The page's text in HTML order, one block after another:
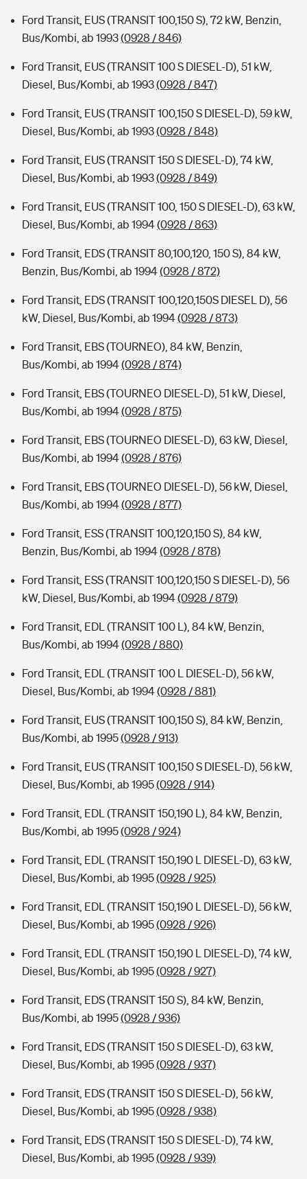
Ford Transit, EUS (TRANSIT 100,150 S), 72 kW, Benzin,
Bus/Kombi, ab 1993(0928 / 846)
Ford Transit, EUS (TRANSIT 100 S DIESEL-D), 51 kW,
Diesel, Bus/Kombi, ab 1993(0928 / 847)
Ford Transit, EUS (TRANSIT 100,150 S DIESEL-D), 59 kW,
Diesel, Bus/Kombi, ab 1993(0928 / 848)
Ford Transit, EUS (TRANSIT 150 S DIESEL-D), 74 kW,
Diesel, Bus/Kombi, ab 1993(0928 / 849)
Ford Transit, EUS (TRANSIT 100, 150 S DIESEL-D), 63 kW,
Diesel, Bus/Kombi, ab 1994(0928 / 863)
Ford Transit, EDS (TRANSIT 80,100,120, 150 S), 84 kW,
Benzin, Bus/Kombi, ab 1994(0928 / 872)
Ford Transit, EDS (TRANSIT 100,120,150S DIESEL D), 56
kW, Diesel, Bus/Kombi, ab 1994(0928 / 873)
Ford Transit, EBS (TOURNEO), 84 kW, Benzin,
Bus/Kombi, ab 1994(0928 / 874)
Ford Transit, EBS (TOURNEO DIESEL-D), 51 kW, Diesel,
Bus/Kombi, ab 1994(0928 / 875)
Ford Transit, EBS (TOURNEO DIESEL-D), 63 kW, Diesel,
Bus/Kombi, ab 1994(0928 / 876)
Ford Transit, EBS (TOURNEO DIESEL-D), 56 kW, Diesel,
Bus/Kombi, ab 1994(0928 / 877)
Ford Transit, ESS (TRANSIT 100,120,150 S), 84 kW,
Benzin, Bus/Kombi, ab 1994(0928 / 878)
Ford Transit, ESS (TRANSIT 100,120,150 S DIESEL-D), 56
kW, Diesel, Bus/Kombi, ab 1994(0928 / 879)
Ford Transit, EDL (TRANSIT 100 L), 84 kW, Benzin,
Bus/Kombi, ab 1994(0928 / 880)
Ford Transit, EDL (TRANSIT 100 L DIESEL-D), 56 kW,
Diesel, Bus/Kombi, ab 1994(0928 / 881)
Ford Transit, EUS (TRANSIT 100,150 S), 84 kW, Benzin,
Bus/Kombi, ab 1995(0928 / 913)
Ford Transit, EUS (TRANSIT 100,150 S DIESEL-D), 56 kW,
Diesel, Bus/Kombi, ab 1995(0928 / 914)
Ford Transit, EDL (TRANSIT 150,190 L), 84 kW, Benzin,
Bus/Kombi, ab 1995(0928 / 924)
Ford Transit, EDL (TRANSIT 150,190 L DIESEL-D), 63 kW,
Diesel, Bus/Kombi, ab 1995(0928 / 925)
Ford Transit, EDL (TRANSIT 150,190 L DIESEL-D), 56 kW,
Diesel, Bus/Kombi, ab 1995(0928 / 926)
Ford Transit, EDL (TRANSIT 150,190 L DIESEL-D), 74 kW,
Diesel, Bus/Kombi, ab 1995(0928 / 927)
Ford Transit, EDS (TRANSIT 150 S), 84 kW, Benzin,
Bus/Kombi, ab 1995(0928 / 936)
Ford Transit, EDS (TRANSIT 150 S DIESEL-D), 63 kW,
Diesel, Bus/Kombi, ab 1995(0928 / 937)
Ford Transit, EDS (TRANSIT 150 S DIESEL-D), 56 kW,
Diesel, Bus/Kombi, ab 1995(0928 / 938)
Ford Transit, EDS (TRANSIT 150 S DIESEL-D), 74 kW,
Diesel, Bus/Kombi, ab 1995(0928 / 939)